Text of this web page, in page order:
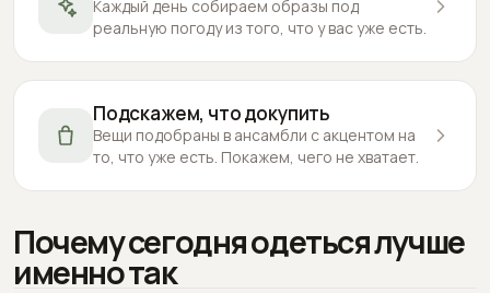
Каждый день собираем образы под
реальную погоду из того, что у вас уже есть.
Подскажем, что докупить
Вещи подобраны в ансамбли с акцентом на
то, что уже есть. Покажем, чего не хватает.
Почему сегодня одеться лучше
именно так